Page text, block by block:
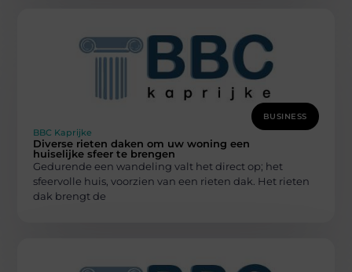
BUSINESS
BBC Kaprijke
Diverse rieten daken om uw woning een
huiselijke sfeer te brengen
Gedurende een wandeling valt het direct op; het
sfeervolle huis, voorzien van een rieten dak. Het rieten
dak brengt de